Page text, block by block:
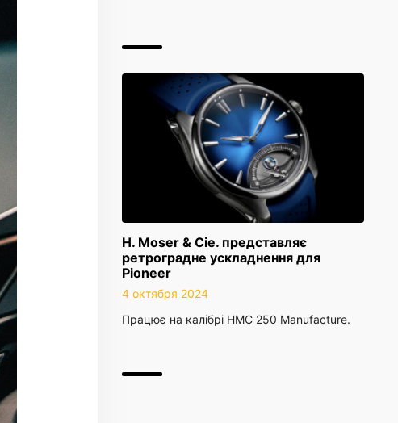
H. Moser & Cie. представляє
ретроградне ускладнення для
Pioneer
4 октября 2024
Працює на калібрі HMC 250 Manufacture.